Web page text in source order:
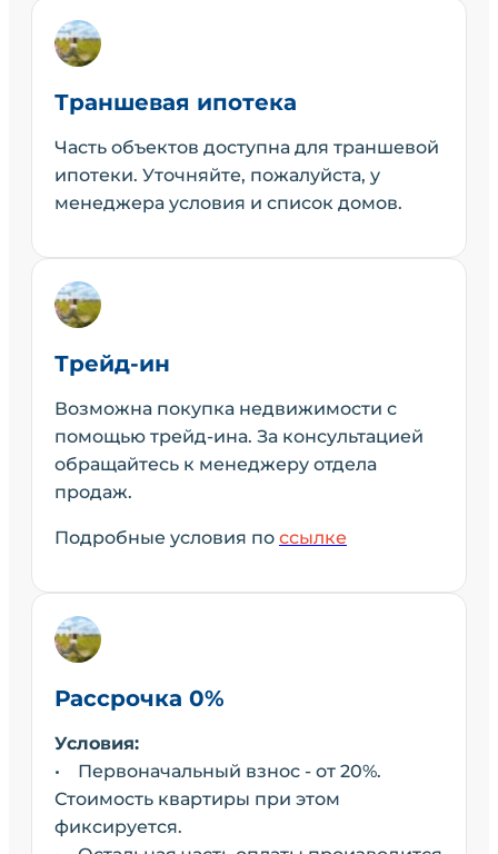
Траншевая ипотека
Часть объектов доступна для траншевой
ипотеки. Уточняйте, пожалуйста, у
менеджера условия и список домов.
Трейд-ин
Возможна покупка недвижимости с
помощью трейд-ина. За консультацией
обращайтесь к менеджеру отдела
продаж.
Подробные условия по ссылке
Рассрочка 0%
Условия:
• Первоначальный взнос - от 20%.
Стоимость квартиры при этом
фиксируется.